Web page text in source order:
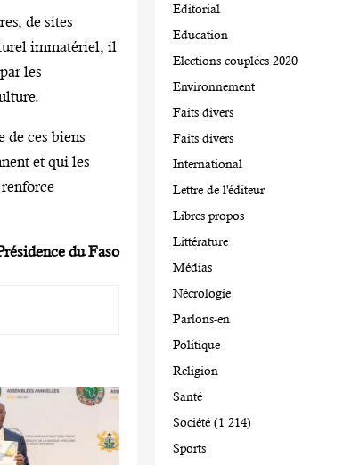
de sites
immatériel, il
les
de ces biens
et qui les
du Faso
Editorial
Education
Elections couplées 2020
Environnement
Faits divers
Faits divers
International
Lettre de l'éditeur
Libres propos
Littérature
Médias
Nécrologie
Parlons-en
Politique
Religion
Santé
Société (1 214)
Sports